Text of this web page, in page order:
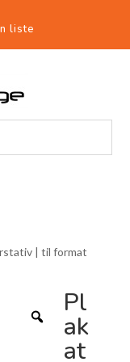
liste
| til format
Pl
ak
at